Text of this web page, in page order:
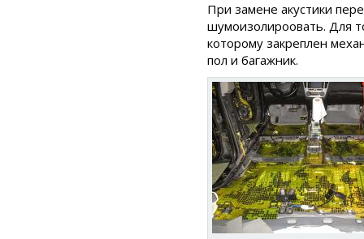
При замене акустики
шумоизолироовать. Для
которому закреплен
пол и багажник.